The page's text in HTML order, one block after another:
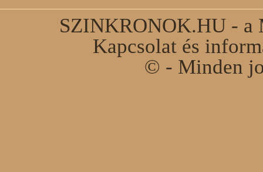
SZINKRONOK.HU - a
Kapcsolat és
© - Minden